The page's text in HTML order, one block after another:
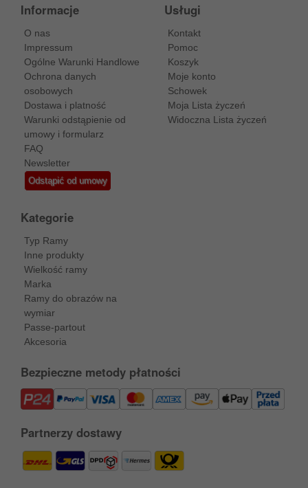
Informacje
O nas
Impressum
Ogólne Warunki Handlowe
Ochrona danych
osobowych
Dostawa i platność
Warunki odstąpienie od
umowy i formularz
FAQ
Newsletter
Odstąpić od umowy
Usługi
Kontakt
Pomoc
Koszyk
Moje konto
Schowek
Moja Lista życzeń
Widoczna Lista życzeń
Kategorie
Typ Ramy
Inne produkty
Wielkość ramy
Marka
Ramy do obrazów na
wymiar
Passe-partout
Akcesoria
Bezpieczne metody płatności
Partnerzy dostawy